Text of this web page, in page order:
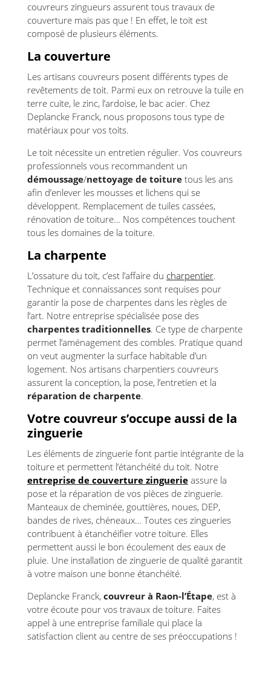
couvreurs zingueurs assurent tous travaux de
couverture mais pas que ! En effet, le toit est
composé de plusieurs éléments.
La couverture
Les artisans couvreurs posent différents types de
revêtements de toit. Parmi eux on retrouve la tuile en
terre cuite, le zinc, l’ardoise, le bac acier. Chez
Deplancke Franck, nous proposons tous type de
matériaux pour vos toits.
Le toit nécessite un entretien régulier. Vos couvreurs
professionnels vous recommandent un
démoussage/nettoyage de toituretous les ans
afin d’enlever les mousses et lichens qui se
développent. Remplacement de tuiles cassées,
rénovation de toiture… Nos compétences touchent
tous les domaines de la toiture.
La charpente
L’ossature du toit, c’est l’affaire du charpentier.
Technique et connaissances sont requises pour
garantir la pose de charpentes dans les règles de
l’art. Notre entreprise spécialisée pose des
charpentes traditionnelles. Ce type de charpente
permet l’aménagement des combles. Pratique quand
on veut augmenter la surface habitable d’un
logement. Nos artisans charpentiers couvreurs
assurent la conception, la pose, l’entretien et la
réparation de charpente.
Votre couvreur s’occupe aussi de la
zinguerie
Les éléments de zinguerie font partie intégrante de la
toiture et permettent l’étanchéité du toit. Notre
entreprise de couverture zinguerieassure la
pose et la réparation de vos pièces de zinguerie.
Manteaux de cheminée, gouttières, noues, DEP,
bandes de rives, chéneaux… Toutes ces zingueries
contribuent à étanchéifier votre toiture. Elles
permettent aussi le bon écoulement des eaux de
pluie. Une installation de zinguerie de qualité garantit
à votre maison une bonne étanchéité.
Deplancke Franck,couvreur à Raon-l’Étape, est à
votre écoute pour vos travaux de toiture. Faites
appel à une entreprise familiale qui place la
satisfaction client au centre de ses préoccupations !